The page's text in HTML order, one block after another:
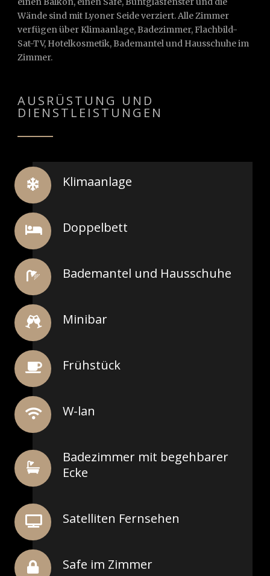
Wände sind mit Lyoner Seide verziert. Alle Zimmer
verfügen über Klimaanlage, Badezimmer, Flachbild-
Sat-TV, Hotelkosmetik, Bademantel und Hausschuhe im
Zimmer.
AUSRÜSTUNG UND
DIENSTLEISTUNGEN
Klimaanlage
Doppelbett
Bademantel und Hausschuhe
Minibar
Frühstück
W-lan
Badezimmer mit begehbarer
Ecke
Satelliten Fernsehen
Safe im Zimmer